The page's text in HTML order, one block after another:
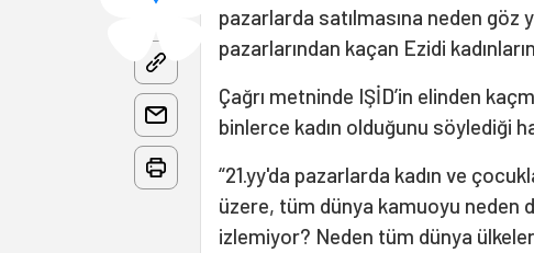
pazarlarda satılmasına neden göz
pazarlarından kaçan Ezidi
Çağrı metninde IŞİD’in elinden
binlerce kadın olduğunu söylediği
“21.yy'da pazarlarda kadın ve
üzere, tüm dünya kamuoyu neden
izlemiyor? Neden tüm dünya